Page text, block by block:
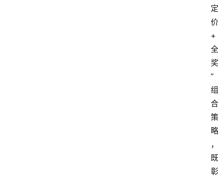
定
价
+
全
奖
”
组
合
策
略
，
既
彰